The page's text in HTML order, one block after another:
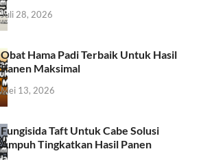
Juli 28, 2026
Obat Hama Padi Terbaik Untuk Hasil
Panen Maksimal
Mei 13, 2026
Fungisida Taft Untuk Cabe Solusi
Ampuh Tingkatkan Hasil Panen